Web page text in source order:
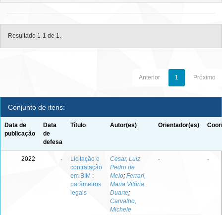
Resultado 1-1 de 1.
Anterior 1 Próximo
Conjunto de itens:
Data de
publicação
Data
de
defesa
Título Autor(es) Orientador(es)
2022 -
Licitação e
contratação
em BIM :
parâmetros
legais
Cesar, Luiz
Pedro de
Melo; Ferrari,
Maria Vitória
Duarte;
Carvalho,
Michele
- -